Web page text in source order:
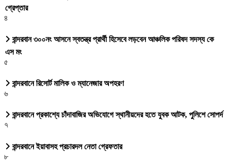
গ্রেপ্তার
৪
বান্দরবান ৩০০নং আসনে স্বতন্ত্র প্রার্থী হিসেবে লড়বেন আঞ্চলিক পরিষদ সদস্য কে
এস মং
৫
বান্দরবানে রিসোর্ট মালিক ও ম্যানেজার অপহরণ
৬
বান্দরবানে প্রকাশ্যে চাঁদাবাজির অভিযোগে স্থানীয়দের হতে যুবক আটক, পুলিশে সোপর্দ
৭
বান্দরবানে ইয়াবাসহ প্রচারদল নেতা গ্রেফতার
৮